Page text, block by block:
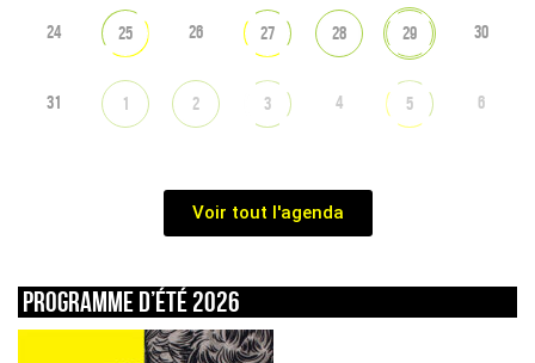
24 25 26 27 28 29 30
31 1 2 3 4 5 6
Voir tout l'agenda
Programme d’été 2026